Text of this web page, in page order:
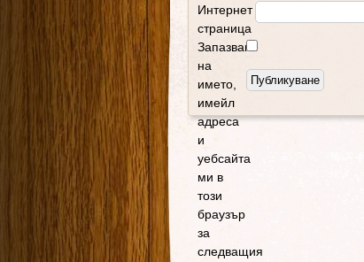
Интернет
страница
Запазване
на
името,
имейл
адреса
и
уебсайта
ми в
този
браузър
за
следващия